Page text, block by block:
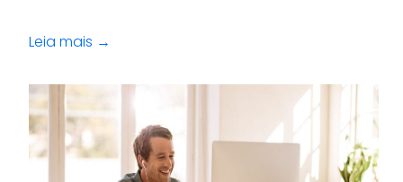
Leia mais →